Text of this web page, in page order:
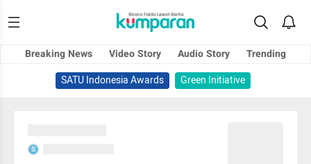
Breaking News Video Story Audio Story
Trending
SATU Indonesia Awards
Green Initiative
S